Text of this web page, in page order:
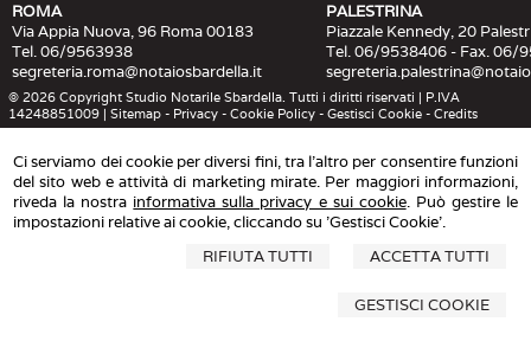
Ci serviamo dei cookie per diversi fini, tra l'altro per consentire funzioni
del sito web e attività di marketing mirate. Per maggiori informazioni,
riveda la nostra informativa sulla privacy e sui cookie. Può gestire le
impostazioni relative ai cookie, cliccando su 'Gestisci Cookie'.
ACCETTA TUTTI
RIFIUTA TUTTI
GESTISCI COOKIE
ROMA
Via Appia Nuova, 96 Roma 00183
Tel. 06/9563938
segreteria.roma@notaiosbardella.it
PALESTRINA
Piazzale Kennedy, 20
Tel. 06/9538406 - Fax. 06/
© 2026 Copyright Studio Notarile Sbardella. Tutti i diritti riservati | P.IVA
14248851009 | Sitemap- Privacy- Cookie Policy- Gestisci Cookie- Credits